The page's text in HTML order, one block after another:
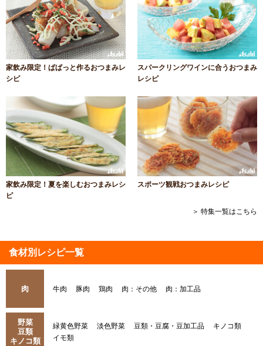
家飲み限定！ぱぱっと作るおつまみレ
シピ
スパークリングワインに合うおつまみ
レシピ
家飲み限定！夏を楽しむおつまみレシ
ピ
スポーツ観戦おつまみレシピ
＞ 特集一覧はこちら
食材別レシピ一覧
肉 牛肉 豚肉 鶏肉 肉：その他 肉：加工品
野菜
豆類
キノコ類
緑黄色野菜 淡色野菜 豆類・豆腐・豆加工品
キノコ類
イモ類